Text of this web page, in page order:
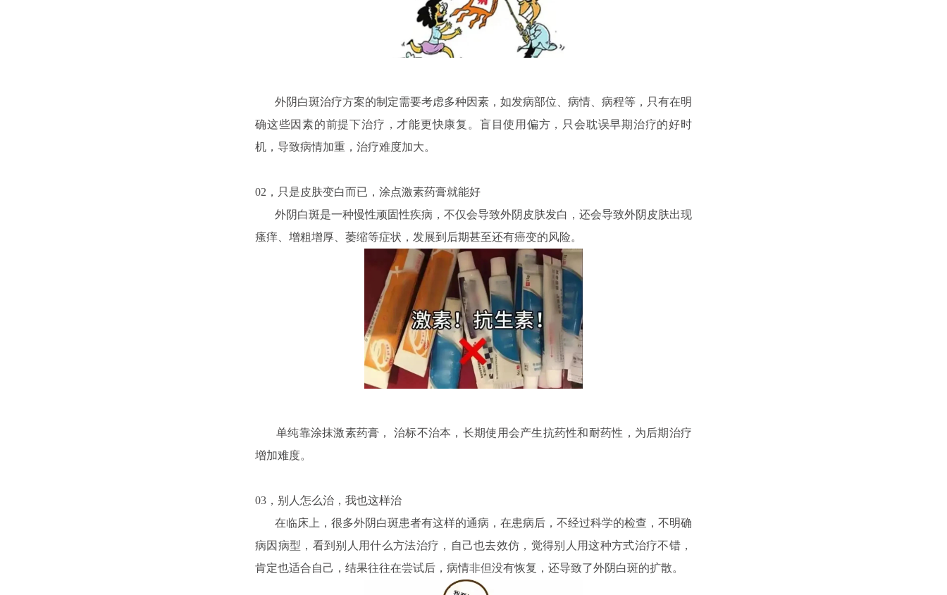
外阴白斑治疗方案的制定需要考虑多种因素，如发病部位、病情、病程等，只有在明
确这些因素的前提下治疗，才能更快康复。盲目使用偏方，只会耽误早期治疗的好时
机，导致病情加重，治疗难度加大。
02，只是皮肤变白而已，涂点激素药膏就能好
外阴白斑是一种慢性顽固性疾病，不仅会导致外阴皮肤发白，还会导致外阴皮肤出现
瘙痒、增粗增厚、萎缩等症状，发展到后期甚至还有癌变的风险。
单纯靠涂抹激素药膏， 治标不治本，长期使用会产生抗药性和耐药性，为后期治疗
增加难度。
03，别人怎么治，我也这样治
在临床上，很多外阴白斑患者有这样的通病，在患病后，不经过科学的检查，不明确
病因病型，看到别人用什么方法治疗，自己也去效仿，觉得别人用这种方式治疗不错，
肯定也适合自己，结果往往在尝试后，病情非但没有恢复，还导致了外阴白斑的扩散。